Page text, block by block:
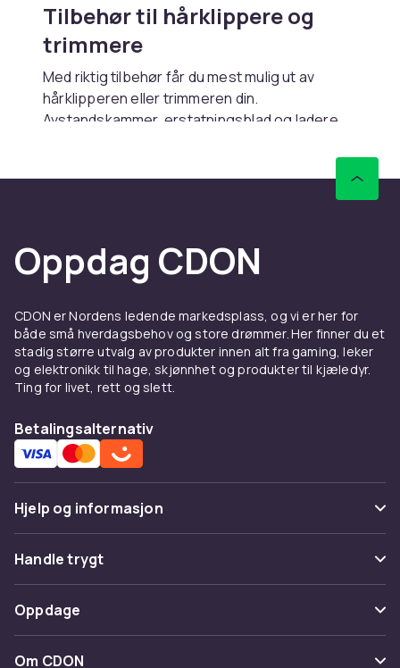
Tilbehør til hårklippere og
trimmere
Med riktig tilbehør får du mest mulig ut av
hårklipperen eller trimmeren din.
Avstandskammer, erstatningsblad og ladere
stylingmuligheter. På CDON finner du tilbehør til
populære merker med rask levering.
Avstandskammer i ulike lengder lar deg veksle
mellom frisyrer og skjeggstiler.
tid. Rengjøringsbørster og olje holder
maskinen i god stand mellom bruk.
Finn din hårklipper
hårklippere og trimmere
finner du under
Oppdag CDON
CDON er Nordens ledende markedsplass, og vi er her for
både små hverdagsbehov og store drømmer. Her finner du et
stadig større utvalg av produkter innen alt fra gaming, leker
og elektronikk til hage, skjønnhet og produkter til kjæledyr.
Ting for livet, rett og slett.
Betalingsalternativ
Hjelp og informasjon
Vanlige spørsmål
Spor pakke
Angre & returner her
Kontakt oss
Handle trygt
Betaling
Levering
Oppdage
Kategorier
Om CDON